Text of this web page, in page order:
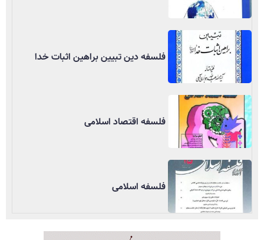
فلسفه دین تبیین براهین اثبات خدا
فلسفه اقتصاد اسلامی
فلسفه اسلامی